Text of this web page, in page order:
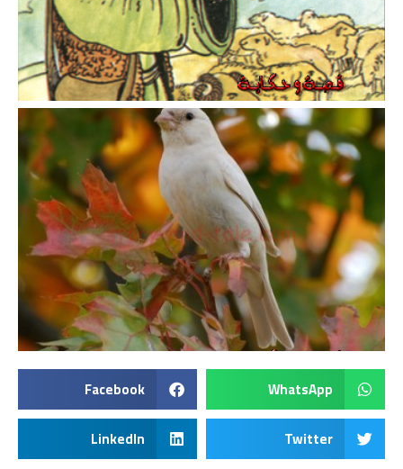
WhatsApp
Facebook
Twitter
LinkedIn